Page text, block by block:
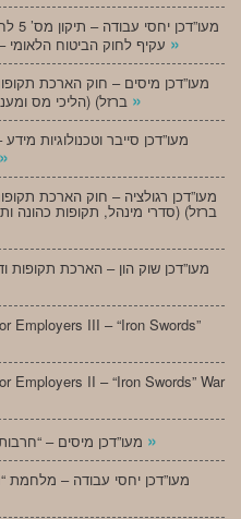
»
מעו”דכן מיסים – חוק הארכת
»
מעו”דכן סייבר וטכנולוגיות
»
מעו”דכן רגולציה – חוק הארכת
ברזל) (סדרי מינהל, תקופות כהונה ותאגידים),
מעו”דכן שוק הון – הארכת תקופות
Employers III – “Iron Swords”
Employers II – “Iron Swords” War
»
מעו”דכן יחסי עבודה – מלחמת